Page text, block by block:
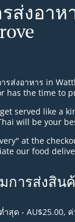
ส่งอาห
รส่งอาหาร in
has the time to
served like a
will be your
at the
our food
การส่งสิน
ำสุด - AU$25.00,